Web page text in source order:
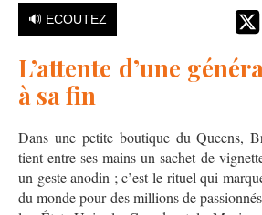
🔊 ECOUTEZ
L’attente d’une
à sa fin
Dans une petite boutique du Queens,
tient entre ses mains un sachet de
un geste anodin ; c’est le rituel qui
du monde pour des millions de